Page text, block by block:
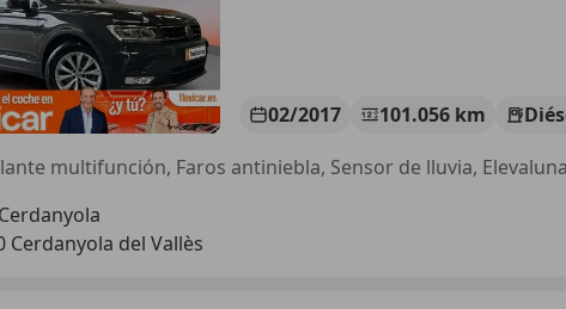
02/2017 101.056 km
Cerdanyola del Vallès